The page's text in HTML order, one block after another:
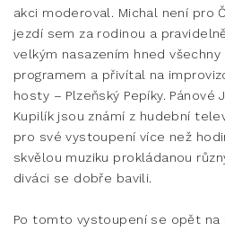
akci moderoval. Michal není pro
jezdí sem za rodinou a
velkým nasazením hned
programem a přivítal na
hosty – Plzeňský Pepíky. Pánové
Kupilík jsou známí z hudební
pro své vystoupení více než
skvělou muziku prokládanou
diváci se dobře bavili.
Po tomto vystoupení se opět na